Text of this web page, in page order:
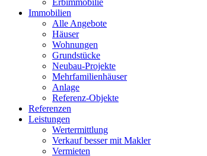
Erbimmobilie
Immobilien
Alle Angebote
Häuser
Wohnungen
Grundstücke
Neubau-Projekte
Mehrfamilienhäuser
Anlage
Referenz-Objekte
Referenzen
Leistungen
Wertermittlung
Verkauf besser mit Makler
Vermieten